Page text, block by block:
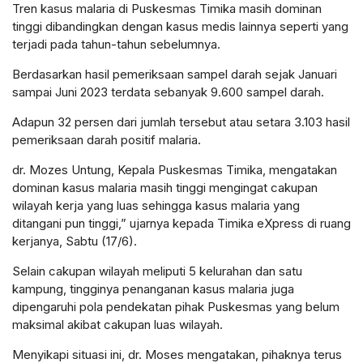
Tren kasus malaria di Puskesmas Timika masih dominan
tinggi dibandingkan dengan kasus medis lainnya seperti yang
terjadi pada tahun-tahun sebelumnya.
Berdasarkan hasil pemeriksaan sampel darah sejak Januari
sampai Juni 2023 terdata sebanyak 9.600 sampel darah.
Adapun 32 persen dari jumlah tersebut atau setara 3.103 hasil
pemeriksaan darah positif malaria.
dr. Mozes Untung, Kepala Puskesmas Timika, mengatakan
dominan kasus malaria masih tinggi mengingat cakupan
wilayah kerja yang luas sehingga kasus malaria yang
ditangani pun tinggi,” ujarnya kepada Timika eXpress di ruang
kerjanya, Sabtu (17/6).
Selain cakupan wilayah meliputi 5 kelurahan dan satu
kampung, tingginya penanganan kasus malaria juga
dipengaruhi pola pendekatan pihak Puskesmas yang belum
maksimal akibat cakupan luas wilayah.
Menyikapi situasi ini, dr. Moses mengatakan, pihaknya terus